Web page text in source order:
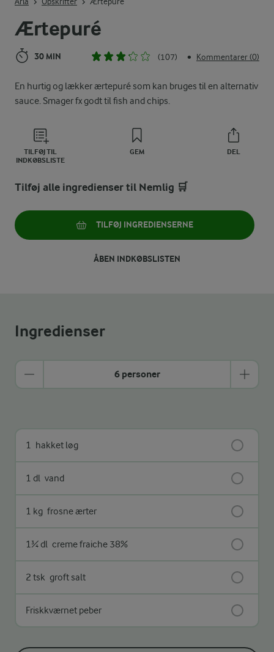
Ærtepuré
30 MIN (107) • Kommentarer (0)
En hurtig og lækker ærtepuré som kan bruges til en alternativ
sauce. Smager fx godt til fish and chips.
TILFØJ TIL
INDKØBSLISTE
GEM DEL
Tilføj alle ingredienser til Nemlig 🛒
TILFØJ INGREDIENSERNE
ÅBEN INDKØBSLISTEN
Ingredienser
6 personer
1 hakket løg
1 dl vand
1 kg frosne ærter
1¾ dl creme fraiche 38%
2 tsk groft salt
Friskkværnet peber